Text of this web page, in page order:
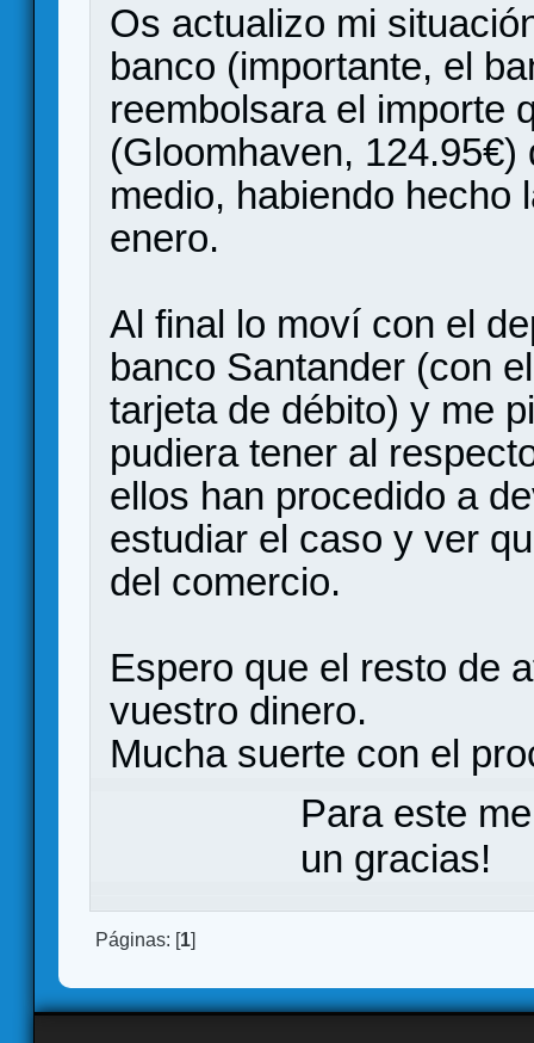
Os actualizo mi
banco (importante, el
reembolsara el importe
(Gloomhaven,
medio, habiendo hecho
enero.
Al final lo moví con el
banco Santander (con
tarjeta de débito) y me
pudiera tener al
ellos han procedido a
estudiar el caso y ver
del comercio.
Espero que el resto de
vuestro dinero.
Mucha suerte con el
Para este
un gracias!
Páginas: [1]